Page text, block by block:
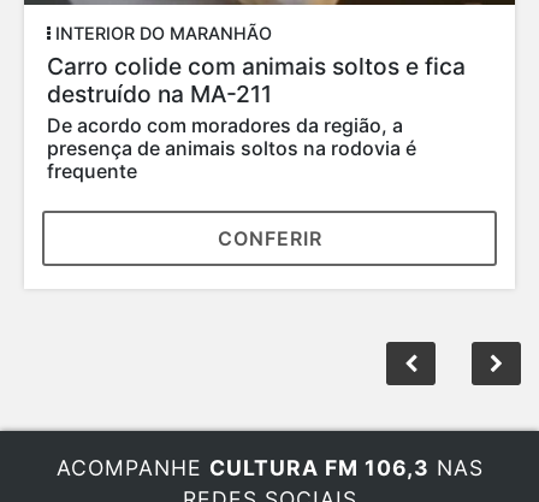
INTERIOR DO MARANHÃO
Carro colide com animais soltos e fica
destruído na MA-211
De acordo com moradores da região, a
presença de animais soltos na rodovia é
frequente
CONFERIR
ACOMPANHE CULTURA FM 106,3 NAS
REDES SOCIAIS